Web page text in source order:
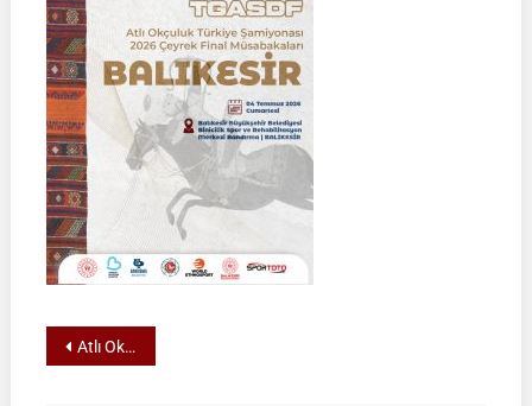
Yazı
Atlı Okçuluk 2026 Türkiye Şampiyonası Çeyrek Final Müsabakaları | Balıkesir | 04 Temmuz 2026